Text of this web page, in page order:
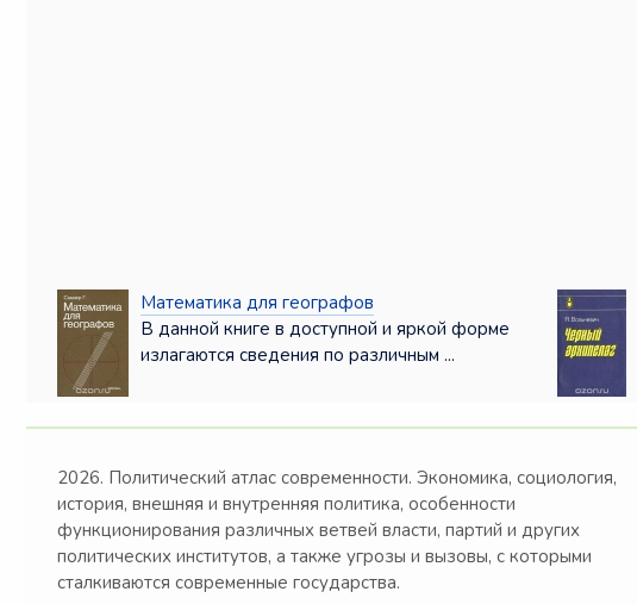
Математика для географов
В данной книге в доступной и яркой форме
излагаются сведения по различным ...
2026. Политический атлас современности. Экономика, социология,
история, внешняя и внутренняя политика, особенности
функционирования различных ветвей власти, партий и других
политических институтов, а также угрозы и вызовы, с которыми
сталкиваются современные государства.